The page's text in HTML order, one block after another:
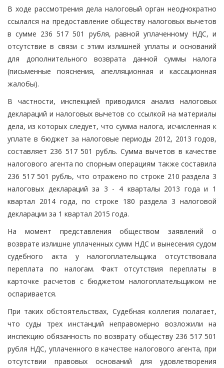
В ходе рассмотрения дела налоговый орган неоднократно
ссылался на предоставление обществу налоговых вычетов
в сумме 236 517 501 рубля, равной уплаченному НДС, и
отсутствие в связи с этим излишней уплаты и оснований
для дополнительного возврата данной суммы налога
(письменные пояснения, апелляционная и кассационная
жалобы).
В частности, инспекцией приводился анализ налоговых
деклараций и налоговых вычетов со ссылкой на материалы
дела, из которых следует, что сумма налога, исчисленная к
уплате в бюджет за налоговые периоды 2012, 2013 годов,
составляет 236 517 501 рубль. Сумма вычетов в качестве
налогового агента по спорным операциям также составила
236 517 501 рубль, что отражено по строке 210 раздела 3
налоговых деклараций за 3 - 4 кварталы 2013 года и 1
квартал 2014 года, по строке 180 раздела 3 налоговой
декларации за 1 квартал 2015 года.
На момент представления обществом заявлений о
возврате излишне уплаченных сумм НДС и вынесения судом
судебного акта у налогоплательщика отсутствовала
переплата по налогам. Факт отсутствия переплаты в
карточке расчетов с бюджетом налогоплательщиком не
оспаривается.
При таких обстоятельствах, Судебная коллегия полагает,
что суды трех инстанций неправомерно возложили на
инспекцию обязанность по возврату обществу 236 517 501
рубля НДС, уплаченного в качестве налогового агента, при
отсутствии правовых оснований для удовлетворения